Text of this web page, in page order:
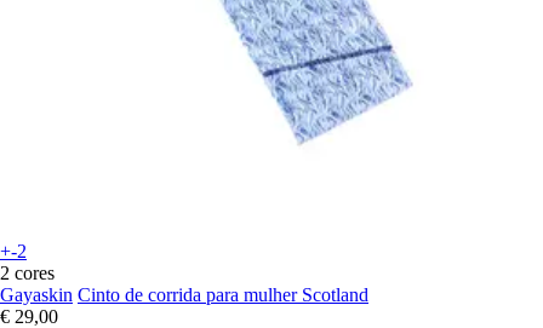
+-2
2 cores
Gayaskin Cinto de corrida para mulher Scotland
€ 29,00